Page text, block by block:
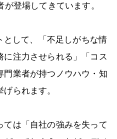
登場してきています。
として、「不足しがちな情
に注力させられる」「コス
門業者が持つノウハウ・知
られます。
ては「自社の強みを失って